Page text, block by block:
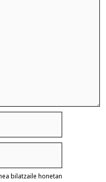
bilatzaile honetan